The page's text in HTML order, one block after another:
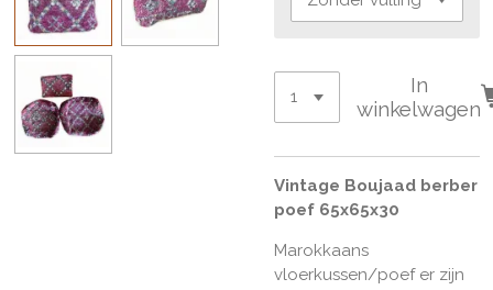
In
winkelwagen
Vintage Boujaad berber
poef 65x65x30
Marokkaans
vloerkussen/poef er zijn